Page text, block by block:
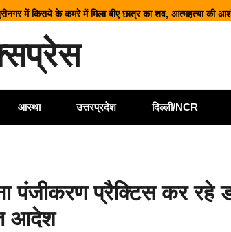
में किराये के कमरे में मिला बीए छात्र का शव, आत्महत्या की
निर्वाचन अधिकारी ने किया मतदान केंद्रों का निरीक्षण, मतदाताओं
BRICS बैठकों का वैश्विक केंद्र बनेगा जयपुर, अगस्त में व्यापार, वित्त
किमी पैदल चलने को मजबूर बच्चे, सड़क की मांग वाला वीडियो
आस्था उत्तरप्रदेश दिल्ली/NCR
पंजीकरण प्रैक्टिस कर रहे
आदेश